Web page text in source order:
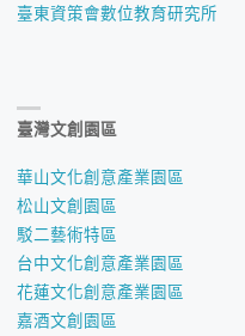
臺東資策會數位教育研究所
臺灣文創園區
華山文化創意產業園區
松山文創園區
駁二藝術特區
台中文化創意產業園區
花蓮文化創意產業園區
嘉酒文創園區